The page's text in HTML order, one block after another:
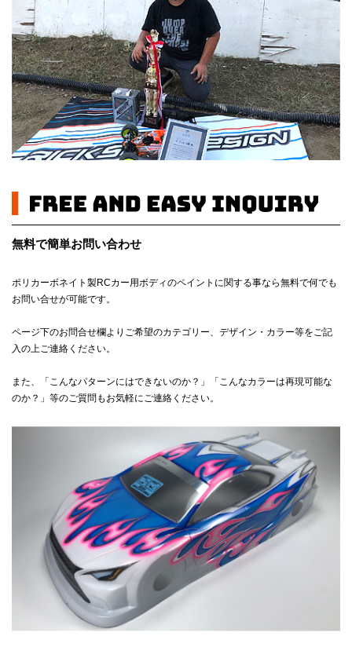
無料で簡単お問い合わせ
ポリカーボネイト製RCカー用ボディのペイントに関する事なら無料で何でも
お問い合せが可能です。
ページ下のお問合せ欄よりご希望のカテゴリー、デザイン・カラー等をご記
入の上ご連絡ください。
また、「こんなパターンにはできないのか？」「こんなカラーは再現可能な
のか？」等のご質問もお気軽にご連絡ください。